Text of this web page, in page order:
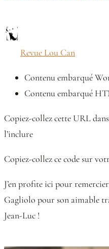
Revue Lou Can
Contenu embarqué
Contenu embarqué
Copiez-collez cette URL
l’inclure
Copiez-collez ce code sur
J’en profite ici pour
Gagliolo pour son aimable
Jean-Luc !